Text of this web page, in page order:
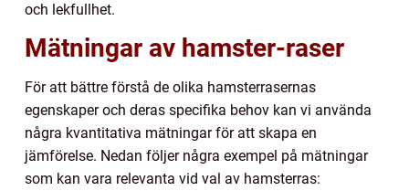
och lekfullhet.
Mätningar av hamster-raser
För att bättre förstå de olika hamsterrasernas
egenskaper och deras specifika behov kan vi använda
några kvantitativa mätningar för att skapa en
jämförelse. Nedan följer några exempel på mätningar
som kan vara relevanta vid val av hamsterras: